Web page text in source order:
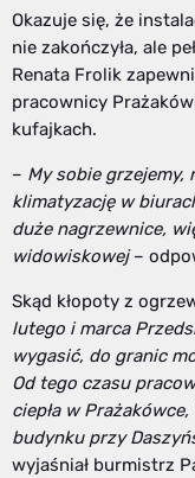
Okazuje się, że
nie zakończyła, ale
Renata Frolik
pracownicy
kufajkach.
– My sobie grzejemy,
klimatyzację w
duże nagrzewnice,
widowiskowej–
Skąd kłopoty z
lutego i marca
wygasić, do granic
Od tego czasu
ciepła w
budynku przy
wyjaśniał burmistrz